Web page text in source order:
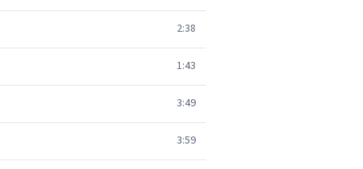
2:38
1:43
3:49
3:59